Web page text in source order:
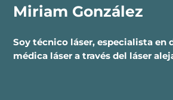
Miriam González
Soy técnico láser, especialista en
médica láser a través del láser